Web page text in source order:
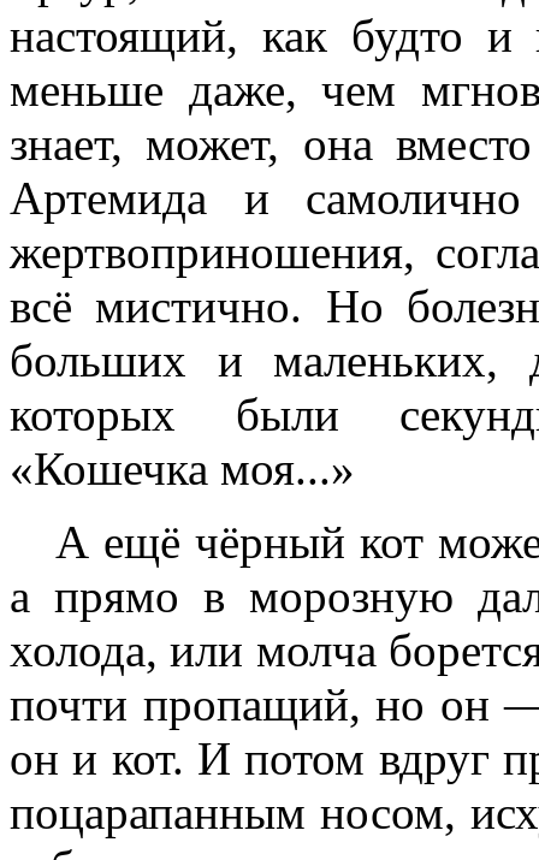
настоящий, как будто
меньше даже, чем
знает, может, она
Артемида и самолично
жертвоприношения,
всё мистично. Но
больших и маленьких,
которых были
«Кошечка моя...»
А ещё чёрный кот
а прямо в морозную
холода, или молча
почти пропащий, но он
он и кот. И потом вдруг
поцарапанным носом,